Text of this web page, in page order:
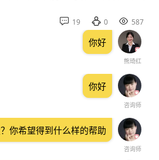
 19  0  587
熊琦红
你好
咨询师
你好
咨询师
你希望得到什么样的帮助